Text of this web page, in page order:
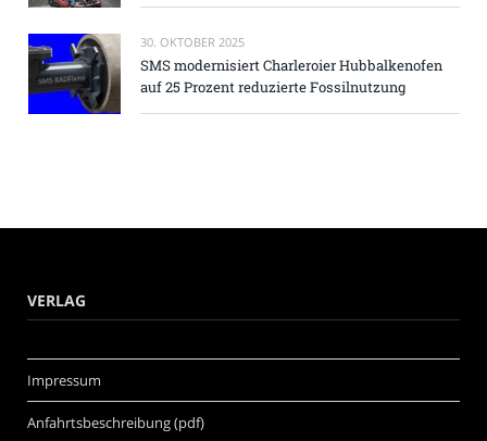
30. OKTOBER 2025
SMS modernisiert Charleroier Hubbalkenofen
auf 25 Prozent reduzierte Fossilnutzung
VERLAG
Impressum
Anfahrtsbeschreibung (pdf)